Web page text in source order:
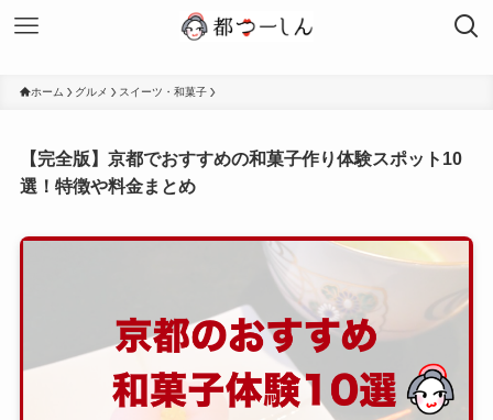
ホーム グルメ スイーツ・和菓子
【完全版】京都でおすすめの和菓子作り体験スポット10
選！特徴や料金まとめ